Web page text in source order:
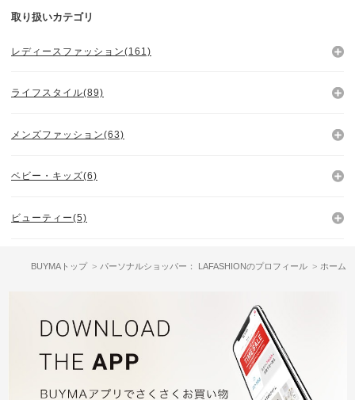
取り扱いカテゴリ
レディースファッション(161)
ライフスタイル(89)
メンズファッション(63)
ベビー・キッズ(6)
ビューティー(5)
BUYMAトップ パーソナルショッパー： LAFASHIONのプロフィール ホーム